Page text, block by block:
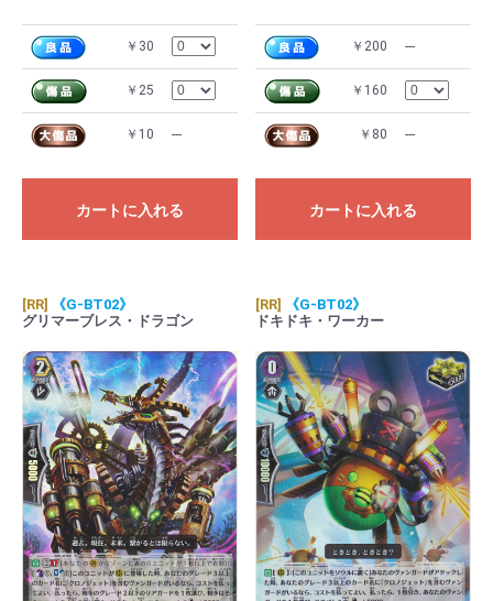
￥30
￥25
￥10 ---
カートに入れる
￥200 ---
￥160
￥80 ---
カートに入れる
[RR]
《G-BT02》
グリマーブレス・ドラゴン
[RR]
《G-BT02》
ドキドキ・ワーカー